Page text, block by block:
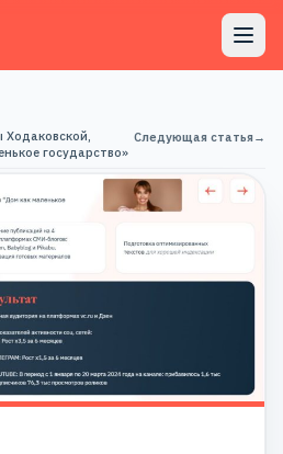
Ходаковской,
государство»
Следующая статья→